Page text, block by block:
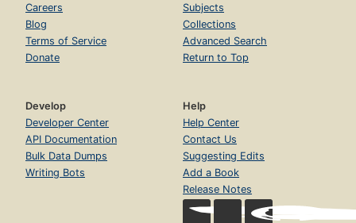
Careers
Blog
Terms of Service
Donate
Subjects
Collections
Advanced Search
Return to Top
Develop
Developer Center
API Documentation
Bulk Data Dumps
Writing Bots
Help
Help Center
Contact Us
Suggesting Edits
Add a Book
Release Notes